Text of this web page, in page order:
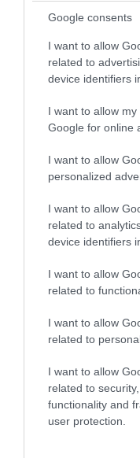
Google consents
I want to allow
related to
device identifiers
I want to allow
Google for online
I want to allow
personalized
I want to allow
related to
device identifiers
I want to allow
related to
I want to allow
related to
I want to allow
related to
functionality and
user protection.